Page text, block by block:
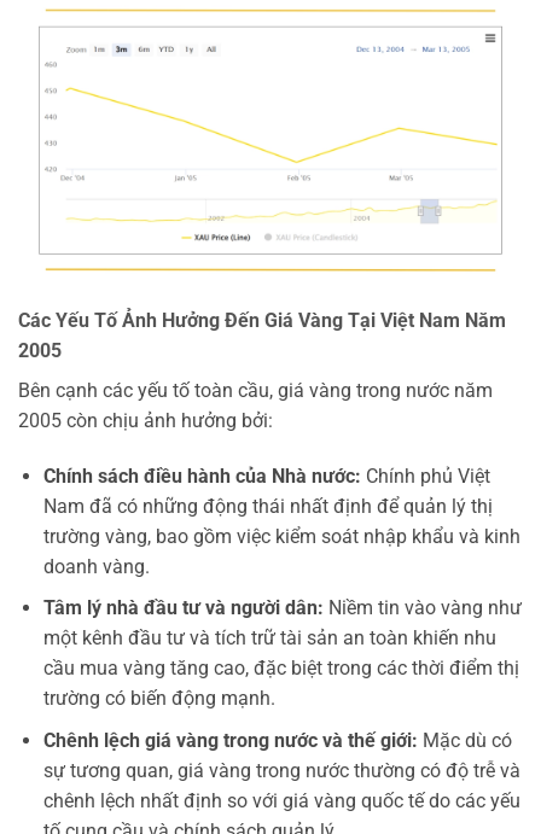
Các Yếu Tố Ảnh Hưởng Đến Giá Vàng Tại Việt Nam Năm
2005
Bên cạnh các yếu tố toàn cầu, giá vàng trong nước năm
2005 còn chịu ảnh hưởng bởi:
Chính sách điều hành của Nhà nước: Chính phủ Việt
Nam đã có những động thái nhất định để quản lý thị
trường vàng, bao gồm việc kiểm soát nhập khẩu và kinh
doanh vàng.
Tâm lý nhà đầu tư và người dân: Niềm tin vào vàng như
một kênh đầu tư và tích trữ tài sản an toàn khiến nhu
cầu mua vàng tăng cao, đặc biệt trong các thời điểm thị
trường có biến động mạnh.
Chênh lệch giá vàng trong nước và thế giới: Mặc dù có
sự tương quan, giá vàng trong nước thường có độ trễ và
chênh lệch nhất định so với giá vàng quốc tế do các yếu